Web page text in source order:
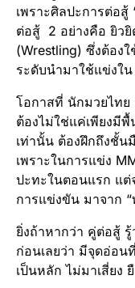
เพราะศิลปะการต่อสู้
ต่อสู้ 2 อย่างคือ ยิว
(Wrestling) ซึ่งต้อง
ระดับนำมาใช้แข่งใ
โอกาสที่ นักมวยไทย
ต้องไม่ใช่แค่เพียงมี
เท่านั้น ต้องฝึกถึงชั้น
เพราะในการแข่ง
ปะทะในตอนแรก แ
การแข่งขัน มาจาก
ยิ่งถ้าหากว่า คู่ต่อสู้
ก่อนเลยว่า มีจุดอ่อ
เป็นหลัก ไม่มาเสี่ยง